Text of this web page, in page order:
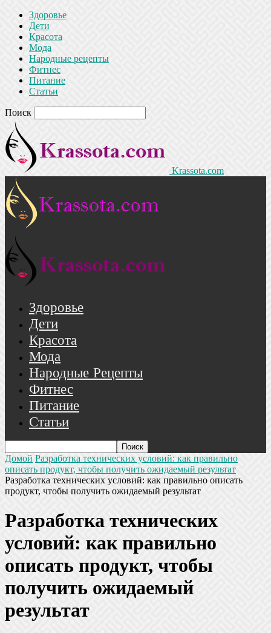
Здоровье
Дети
Красота
Мода
Народные рецепты
Фитнес
Питание
Статьи
Поиск
Krassota.com
Здоровье
Дети
Красота
Мода
Народные Рецепты
Фитнес
Питание
Статьи
Домой Разработка технических условий: как правильно
описать продукт, чтобы получить ожидаемый результат
Разработка технических условий: как правильно описать
продукт, чтобы получить ожидаемый результат
Разработка технических
условий: как правильно
описать продукт, чтобы
получить ожидаемый
результат